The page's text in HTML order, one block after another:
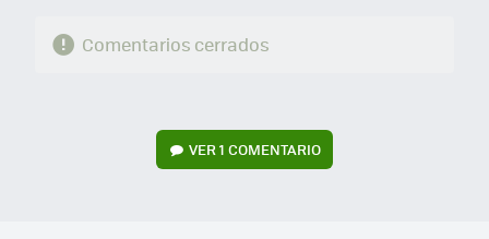
Comentarios cerrados
VER1 COMENTARIO